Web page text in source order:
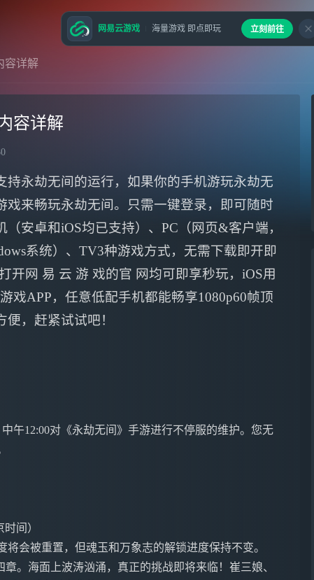
容详解
容详解
持永劫无间的运行，如果你的手机游玩永劫无
戏来畅玩永劫无间。只需一键登录，即可随时
（安卓和iOS均已支持）、PC（网页&客户端，
系统）、TV3种游戏方式，无需下载即开即
开网 易 云 游 戏的官 网均可即享秒玩，iOS用
戏APP，任意低配手机都能畅享1080p60帧顶
，赶紧试试吧！
午12:00对《永劫无间》手游进行不停服的维护。您无
间）
会被重置，但魂玉和万象志的解锁进度保持不变。
章。海面上波涛汹涌，真正的挑战即将来临！崔三娘、
网易云游戏 海量游戏 即点即玩 立刻前往